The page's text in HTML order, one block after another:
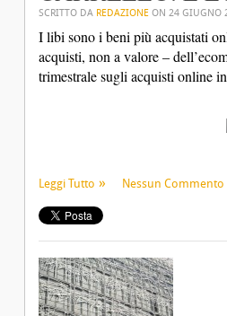
SCRITTO DA REDAZIONE ON 24 GIUGNO
I libi sono i beni più acquistati
acquisti, non a valore –
trimestrale sugli acquisti online
Leggi Tutto Nessun Commento